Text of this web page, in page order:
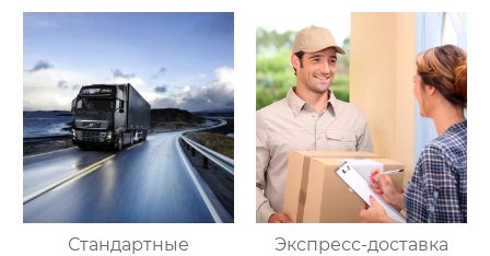
поставок
управлению
международными
цепями поставок
Стандартные
Экспресс-доставка